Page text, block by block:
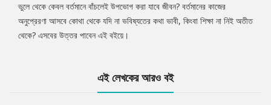
ভুলে থেকে কেবল বর্তমানে বাঁচলেই উপভোগ করা যাবে জীবন? বর্তমানের কাজের
অনুপ্রেরণা আসবে কোথা থেকে যদি না ভবিষ্যতের কথা ভাবী, কিংবা শিক্ষা না নিই অতীত
থেকে? এসবের উত্তর পাবেন এই বইয়ে।
এই লেখকের আরও বই